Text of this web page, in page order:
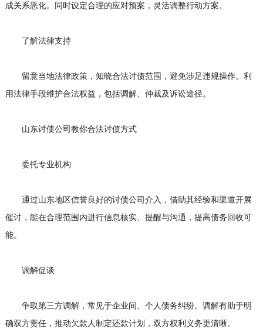
成关系恶化。同时设定合理的应对预案，灵活调整行动方案。
了解法律支持
留意当地法律政策，知晓合法讨债范围，避免涉足违规操作。利
用法律手段维护合法权益，包括调解、仲裁及诉讼途径。
山东讨债公司教你合法讨债方式
委托专业机构
通过山东地区信誉良好的讨债公司介入，借助其经验和渠道开展
催讨，能在合理范围内进行信息核实、提醒与沟通，提高债务回收可
能。
调解促谈
争取第三方调解，常见于企业间、个人债务纠纷。调解有助于明
确双方责任，推动欠款人制定还款计划，双方权利义务更清晰。